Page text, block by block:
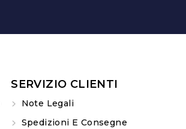
SERVIZIO CLIENTI
Note Legali
Spedizioni E Consegne